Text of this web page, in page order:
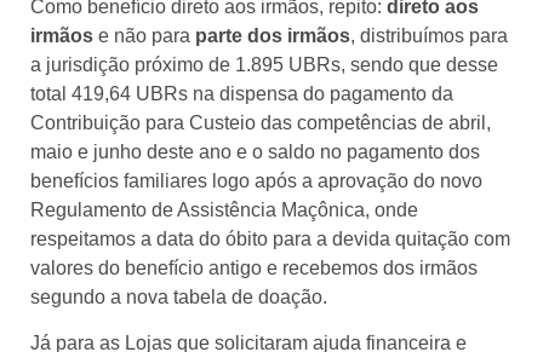
Como benefício direto aos irmãos, repito: direto aos
irmãos e não para parte dos irmãos, distribuímos para
a jurisdição próximo de 1.895 UBRs, sendo que desse
total 419,64 UBRs na dispensa do pagamento da
Contribuição para Custeio das competências de abril,
maio e junho deste ano e o saldo no pagamento dos
benefícios familiares logo após a aprovação do novo
Regulamento de Assistência Maçônica, onde
respeitamos a data do óbito para a devida quitação com
valores do benefício antigo e recebemos dos irmãos
segundo a nova tabela de doação.
Já para as Lojas que solicitaram ajuda financeira e